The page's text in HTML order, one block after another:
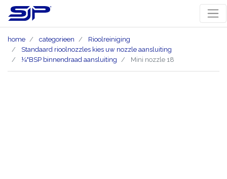
home categorieen
Rioolreiniging
Standaard rioolnozzles kies uw nozzle aansluiting
¼"BSP binnendraad aansluiting
Mini nozzle 18